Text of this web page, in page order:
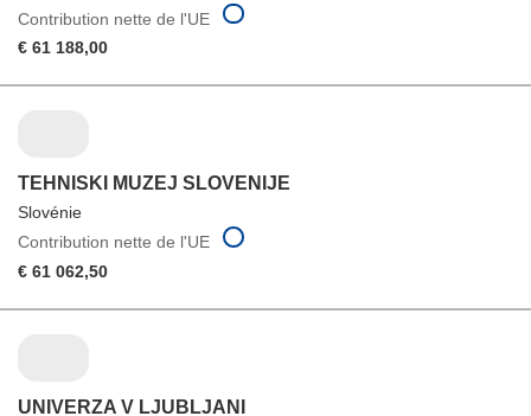
Contribution nette de l'UE
€ 61 188,00
TEHNISKI MUZEJ SLOVENIJE
Slovénie
Contribution nette de l'UE
€ 61 062,50
UNIVERZA V LJUBLJANI